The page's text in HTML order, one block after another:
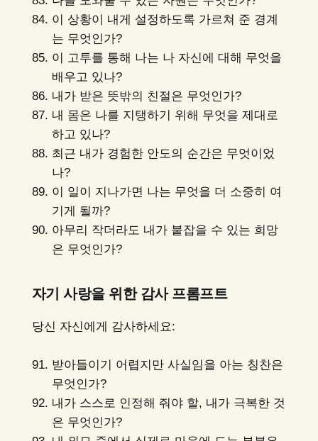
이 상황이 내게 설정하도록 가르쳐 준 경계
는 무엇인가?
이 고투를 통해 나는 나 자신에 대해 무엇을
배우고 있나?
내가 받은 뜻밖의 친절은 무엇인가?
내 몸은 나를 지탱하기 위해 무엇을 제대로
하고 있나?
최근 내가 경험한 안도의 순간은 무엇이었
나?
이 일이 지나가면 나는 무엇을 더 소중히 여
기게 될까?
아무리 작더라도 내가 붙잡을 수 있는 희망
은 무엇인가?
자기 사랑을 위한 감사 프롬프트
당신 자신에게 감사하세요:
받아들이기 어렵지만 사실임을 아는 칭찬은
무엇인가?
내가 스스로 인정해 줘야 할, 내가 극복한 것
은 무엇인가?